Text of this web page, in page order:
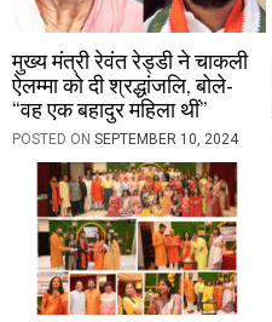
मुख्य मंत्री रेवंत रेड्डी ने चाकली
ऐलम्मा को दी श्रद्धांजलि, बोले-
“वह एक बहादुर महिला थीं”
POSTED ON SEPTEMBER 10, 2024